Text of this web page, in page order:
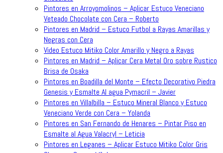
Pintores en Arroyomolinos – Aplicar Estuco Veneciano
Veteado Chocolate con Cera – Roberto
Pintores en Madrid – Estuco Futbol a Rayas Amarillas y
Negras con Cera
Video Estuco Mitiko Color Amarillo y Negro a Rayas
Pintores en Madrid – Aplicar Cera Metal Oro sobre Rustico
Brisa de Osaka
Pintores en Boadilla del Monte – Efecto Decorativo Piedra
Genesis y Esmalte Al agua Pymacril – Javier
Pintores en Villalbilla – Estuco Mineral Blanco y Estuco
Veneciano Verde con Cera – Yolanda
Pintores en San Fernando de Henares – Pintar Piso en
Esmalte al Agua Valacryl – Leticia
Pintores en Leganes – Aplicar Estuco Mitiko Color Gris